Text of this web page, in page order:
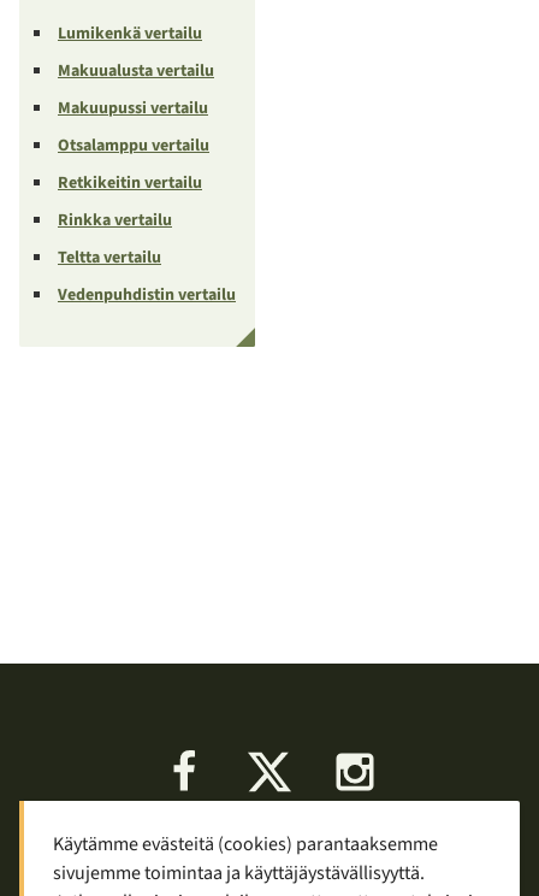
Lumikenkä vertailu
Makuualusta vertailu
Makuupussi vertailu
Otsalamppu vertailu
Retkikeitin vertailu
Rinkka vertailu
Teltta vertailu
Vedenpuhdistin vertailu
Facebook
Keskustelu Palaute
Tietosuoja
Mainostaminen ja yhteistyö
Käytämme evästeitä (cookies) parantaaksemme
sivujemme toimintaa ja käyttäjäystävällisyyttä.